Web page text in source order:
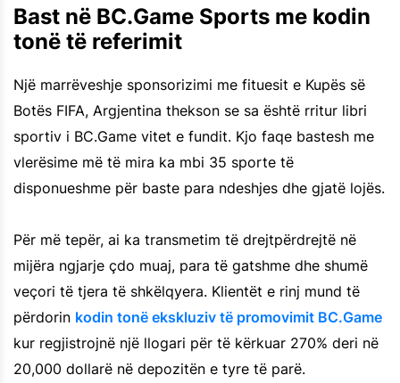
Bast në BC.Game Sports me kodin
tonë të referimit
Një marrëveshje sponsorizimi me fituesit e Kupës së
Botës FIFA, Argjentina thekson se sa është rritur libri
sportiv i BC.Game vitet e fundit. Kjo faqe bastesh me
vlerësime më të mira ka mbi 35 sporte të
disponueshme për baste para ndeshjes dhe gjatë lojës.
Për më tepër, ai ka transmetim të drejtpërdrejtë në
mijëra ngjarje çdo muaj, para të gatshme dhe shumë
veçori të tjera të shkëlqyera. Klientët e rinj mund të
përdorin kodin tonë ekskluziv të promovimit BC.Game
kur regjistrojnë një llogari për të kërkuar 270% deri në
20,000 dollarë në depozitën e tyre të parë.